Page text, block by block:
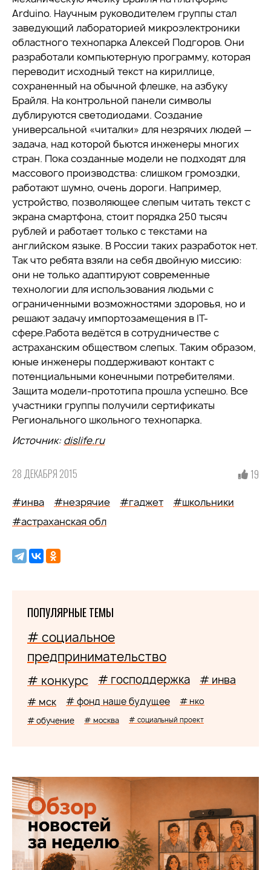
Arduino. Научным руководителем группы стал
заведующий лабораторией микроэлектроники
областного технопарка Алексей Подгоров. Они
разработали компьютерную программу, которая
переводит исходный текст на кириллице,
сохраненный на обычной флешке, на азбуку
Брайля. На контрольной панели символы
дублируются светодиодами. Создание
универсальной «читалки» для незрячих людей —
задача, над которой бьются инженеры многих
стран. Пока созданные модели не подходят для
массового производства: слишком громоздки,
работают шумно, очень дороги. Например,
устройство, позволяющее слепым читать текст с
экрана смартфона, стоит порядка 250 тысяч
рублей и работает только с текстами на
английском языке. В России таких разработок нет.
Так что ребята взяли на себя двойную миссию:
они не только адаптируют современные
технологии для использования людьми с
ограниченными возможностями здоровья, но и
решают задачу импортозамещения в IT-
сфере.Работа ведётся в сотрудничестве с
астраханским обществом слепых. Таким образом,
юные инженеры поддерживают контакт с
потенциальными конечными потребителями.
Защита модели-прототипа прошла успешно. Все
участники группы получили сертификаты
Регионального школьного технопарка.
Источник: dislife.ru
28 ДЕКАБРЯ 2015 19
#инва #незрячие #гаджет
#школьники
#астраханская обл
ПОПУЛЯРНЫЕ ТЕМЫ
# социальное
предпринимательство
# конкурс # господдержка # инва
# мск # фонд наше будущее # нко
# обучение # москва # социальный проект